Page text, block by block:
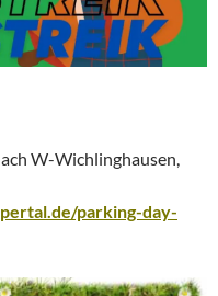
W-Wichlinghausen,
parking-day-